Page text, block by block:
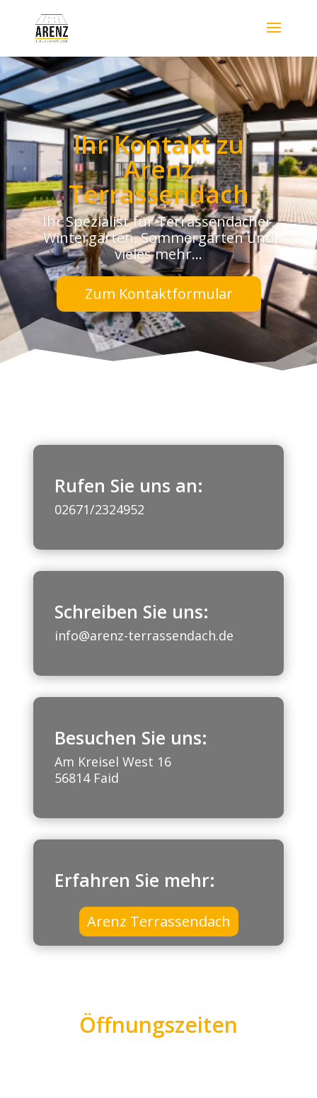
Ihr Kontakt zu
Arenz
Terrassendach
Ihr Spezialist für Terrassendächer,
Wintergärten, Sommergärten und
vieles mehr…
Zum Kontaktformular
Rufen Sie uns an:
02671/2324952
Schreiben Sie uns:
info@arenz-terrassendach.de
Besuchen Sie uns:
Am Kreisel West 16
56814 Faid
Erfahren Sie mehr:
Arenz Terrassendach
Öffnungszeiten